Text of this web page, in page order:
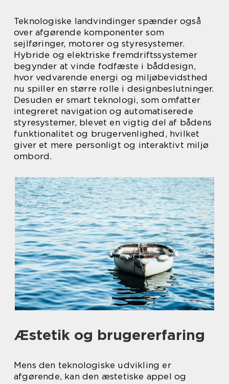
Teknologiske landvindinger spænder også
over afgørende komponenter som
sejlføringer, motorer og styresystemer.
Hybride og elektriske fremdriftssystemer
begynder at vinde fodfæste i båddesign,
hvor vedvarende energi og miljøbevidsthed
nu spiller en større rolle i designbeslutninger.
Desuden er smart teknologi, som omfatter
integreret navigation og automatiserede
styresystemer, blevet en vigtig del af bådens
funktionalitet og brugervenlighed, hvilket
giver et mere personligt og interaktivt miljø
ombord.
Æstetik og brugererfaring
Mens den teknologiske udvikling er
afgørende, kan den æstetiske appel og